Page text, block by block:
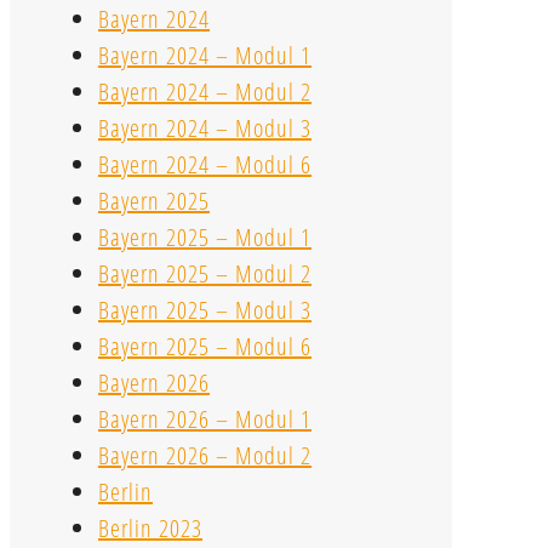
Bayern 2024
Bayern 2024 – Modul 1
Bayern 2024 – Modul 2
Bayern 2024 – Modul 3
Bayern 2024 – Modul 6
Bayern 2025
Bayern 2025 – Modul 1
Bayern 2025 – Modul 2
Bayern 2025 – Modul 3
Bayern 2025 – Modul 6
Bayern 2026
Bayern 2026 – Modul 1
Bayern 2026 – Modul 2
Berlin
Berlin 2023